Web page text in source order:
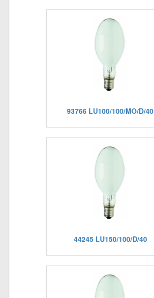
93766 LU100/100/MO/D/40
44245 LU150/100/D/40